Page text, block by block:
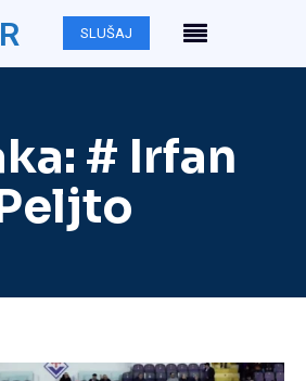
SLUŠAJ
# Irfan